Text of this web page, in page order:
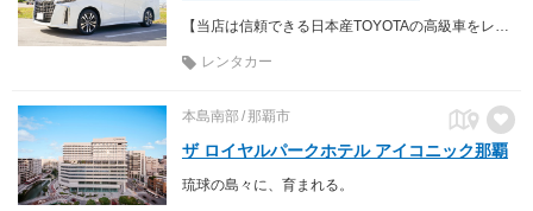
レンタカー
本島南部 那覇市
ザ ロイヤルパークホテル アイコニック那覇
琉球の島々に、育まれる。